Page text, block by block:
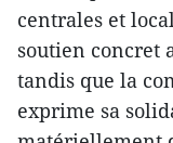
centrales et
soutien concret
tandis que la
exprime sa